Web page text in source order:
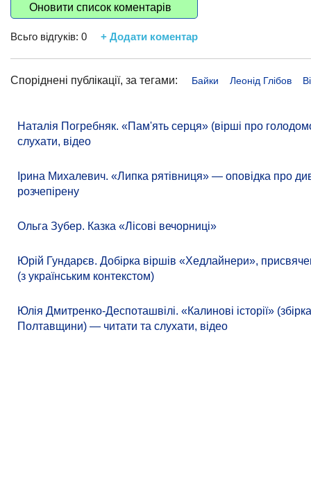
Оновити список коментарів
Всьго відгуків: 0 + Додати коментар
Споріднені публікації, за тегами: Байки Леонід Глібов
Наталія Погребняк. «Пам'ять серця» (вірші про
слухати, відео
Ірина Михалевич. «Липка рятівниця» — оповідка про
розчепірену
Ольга Зубер. Казка «Лісові вечорниці»
Юрій Гундарєв. Добірка віршів «Хедлайнери»,
(з українським контекстом)
Юлія Дмитренко-Деспоташвілі. «Калинові історії»
Полтавщини) — читати та слухати, відео